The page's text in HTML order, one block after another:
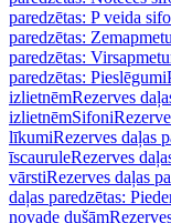
paredzētas: P veida
paredzētas:
paredzētas:
paredzētas: Pieslēgumi
izlietnēmRezerves
izlietnēmSifoni
līkumiRezerves daļas
īscauruleRezerves
vārstiRezerves daļas
daļas paredzētas:
novade dušām